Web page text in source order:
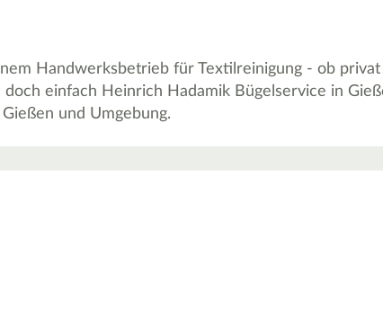
Handwerksbetrieb für Textilreinigung - ob
doch einfach Heinrich Hadamik Bügelservice in
und Umgebung.